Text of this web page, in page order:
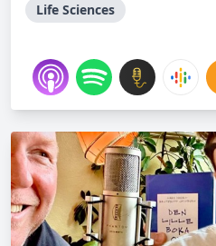
Life Sciences